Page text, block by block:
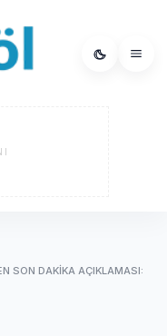
SON DAKIKA AÇIKLAMASI: